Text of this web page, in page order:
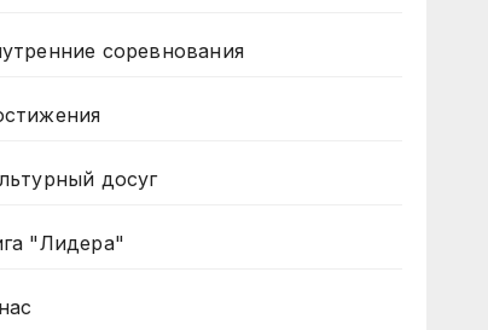
соревнования
досуг
"Лидера"